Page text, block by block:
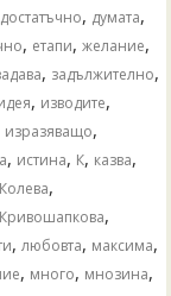
достатъчно, думата,
, етапи,желание,
, задължително,
, изводите,
изразяващо,
, истина, К, казва,
Колева,
Кривошапкова,
,любовта, максима,
, много, мнозина,